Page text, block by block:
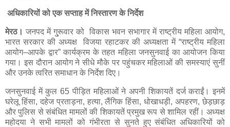
अधिकारियों को एक सप्ताह में निस्तारण के निर्देश
मेरठ। जनपद में गु्रूवार को विकास भवन सभागार में राष्ट्रीय महिला आयोग,
भारत सरकार की अध्यक्ष विजया रहाटकर की अध्यक्षता में “राष्ट्रीय महिला
आयोग–आपके द्वार” कार्यक्रम के तहत महिला जनसुनवाई का आयोजन किया
गया। इस दौरान आयोग ने सीधे मौके पर पहुंचकर महिलाओं की समस्याएं सुनीं
और उनके त्वरित समाधान के निर्देश दिए।
जनसुनवाई में कुल 65 पीड़ित महिलाओं ने अपनी शिकायतें दर्ज कराईं। इनमें
घरेलू हिंसा, दहेज प्रताड़ना, हत्या, लैंगिक हिंसा, धोखाधड़ी, अपहरण, छेड़छाड़
और पुलिस से संबंधित मामलों की शिकायतें प्रमुख रूप से शामिल रहीं। अध्यक्ष
महोदया ने सभी मामलों को गंभीरता से सुनते हुए संबंधित अधिकारियों को